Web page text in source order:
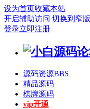
设为首页收藏本站
开启辅助访问 切换到窄版
登录立即注册
源码资源BBS
精品源码
棋牌源码
vip开通